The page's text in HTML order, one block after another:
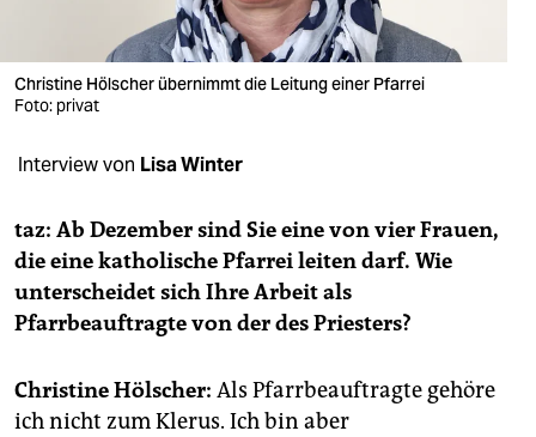
verlag
veranstaltungen
shop
unterstützen
abo
epaper login
Christine Hölscher übernimmt die Leitung einer Pfarrei
Foto: privat
Interview von Lisa Winter
taz: Ab Dezember sind Sie eine von vier Frauen,
die eine katholische Pfarrei leiten darf. Wie
unterscheidet sich Ihre Arbeit als
Pfarrbeauftragte von der des Priesters?
Christine Hölscher: Als Pfarrbeauftragte gehöre
ich nicht zum Klerus. Ich bin aber